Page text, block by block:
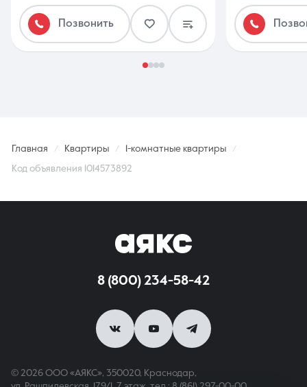
Позвонить
Главная Квартиры 1-комнатные квартиры
Код объявления 1014573892
8 (800) 234-58-42
© 2026 ООО «АЯКС», 350020, Краснодар,